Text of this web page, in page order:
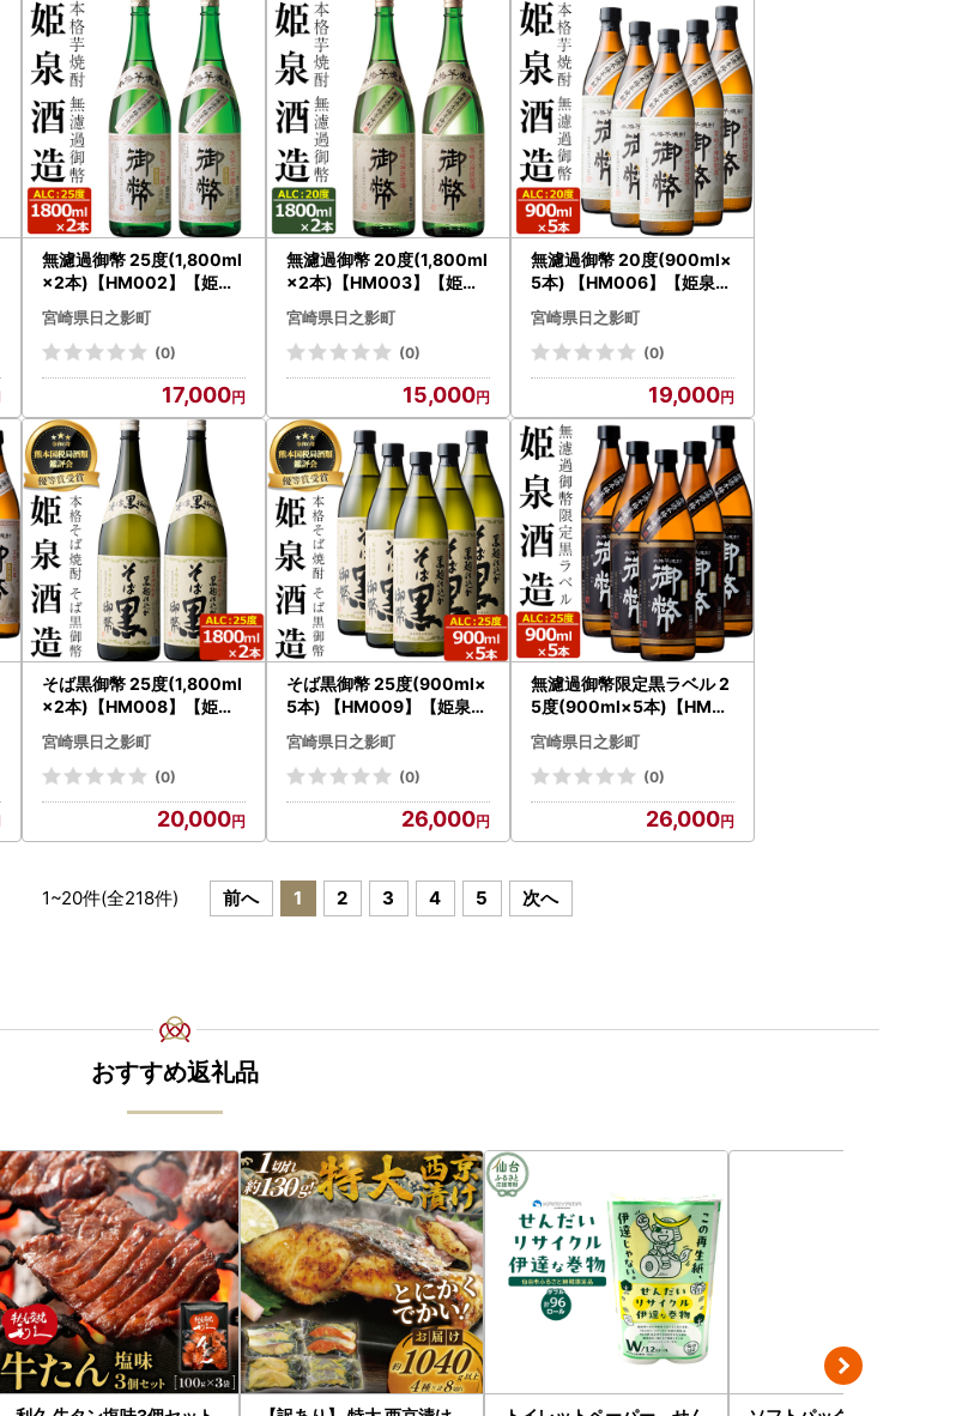
無濾過御幣 25度(1,800ml
×2本)【HM002】【姫泉
酒造合資会社】
宮崎県日之影町
(0)
17,000
無濾過御幣 20度(1,800ml
×2本)【HM003】【姫泉
酒造合資会社】
宮崎県日之影町
(0)
15,000
無濾過御幣 20度(900ml×
5本) 【HM006】【姫泉酒
造合資会社】
宮崎県日之影町
(0)
19,000
そば黒御幣 25度(1,800ml
×2本)【HM008】【姫泉
酒造合資会社】
宮崎県日之影町
(0)
20,000
そば黒御幣 25度(900ml×
5本) 【HM009】【姫泉酒
造合資会社】
宮崎県日之影町
(0)
26,000
無濾過御幣限定黒ラベル 2
5度(900ml×5本)【HM01
0】【姫泉酒造合資会社】
宮崎県日之影町
(0)
26,000
1~20件(全218件) 前へ 1 2 3 4 5 次へ
おすすめ返礼品